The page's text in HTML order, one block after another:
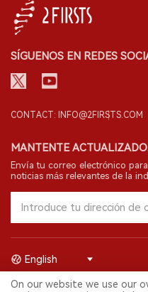
SÍGUENOS EN REDES
CONTACT: INFO@2FIRSTS.COM
MANTENTE
Envía tu correo electrónico
noticias más relevantes de la
© 2026 Shenzhen 2FIRSTS
English
On our website we use our